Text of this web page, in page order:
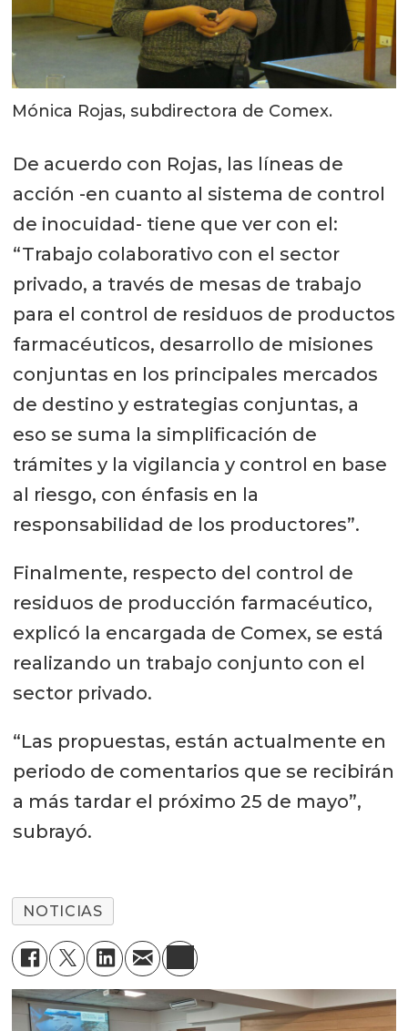
Mónica Rojas, subdirectora de Comex.
De acuerdo con Rojas, las líneas de
acción -en cuanto al sistema de control
de inocuidad- tiene que ver con el:
“Trabajo colaborativo con el sector
privado, a través de mesas de trabajo
para el control de residuos de productos
farmacéuticos, desarrollo de misiones
conjuntas en los principales mercados
de destino y estrategias conjuntas, a
eso se suma la simplificación de
trámites y la vigilancia y control en base
al riesgo, con énfasis en la
responsabilidad de los productores”.
Finalmente, respecto del control de
residuos de producción farmacéutico,
explicó la encargada de Comex, se está
realizando un trabajo conjunto con el
sector privado.
“Las propuestas, están actualmente en
periodo de comentarios que se recibirán
a más tardar el próximo 25 de mayo”,
subrayó.
NOTICIAS